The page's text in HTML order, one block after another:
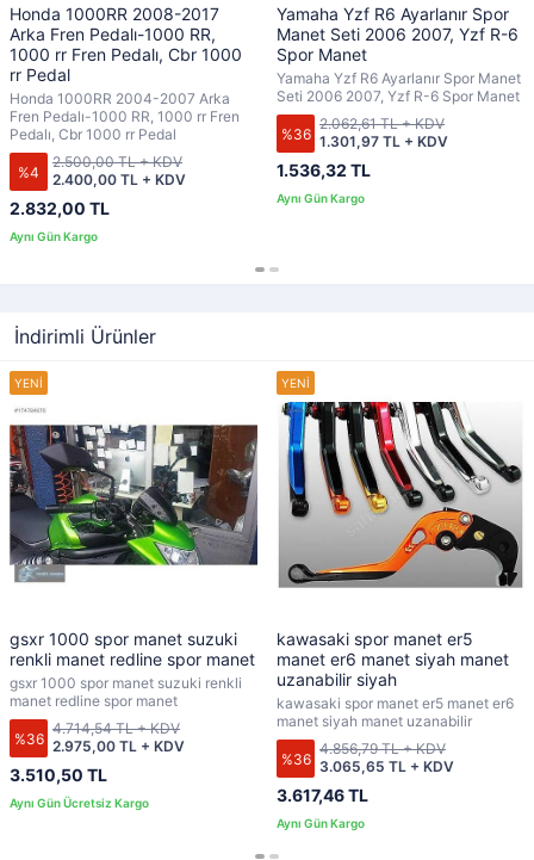
Honda 1000RR 2008-2017
Arka Fren Pedalı-1000 RR,
1000 rr Fren Pedalı, Cbr 1000
rr Pedal
Honda 1000RR 2004-2007 Arka
Fren Pedalı-1000 RR, 1000 rr Fren
Pedalı, Cbr 1000 rr Pedal
%4
2.832,00 TL
2.400,00 TL + KDV
2.500,00 TL + KDV
Yamaha Yzf R6 Ayarlanır Spor
Manet Seti 2006 2007, Yzf R-6
Spor Manet
Yamaha Yzf R6 Ayarlanır Spor Manet
Seti 2006 2007, Yzf R-6 Spor Manet
%36
1.536,32 TL
1.301,97 TL + KDV
2.062,61 TL + KDV
İndirimli Ürünler
gsxr 1000 spor manet suzuki
renkli manet redline spor manet
gsxr 1000 spor manet suzuki renkli
manet redline spor manet
%36
3.510,50 TL
2.975,00 TL + KDV
4.714,54 TL + KDV
kawasaki spor manet er5
manet er6 manet siyah manet
uzanabilir siyah
kawasaki spor manet er5 manet er6
manet siyah manet uzanabilir
%36
3.617,46 TL
3.065,65 TL + KDV
4.856,79 TL + KDV